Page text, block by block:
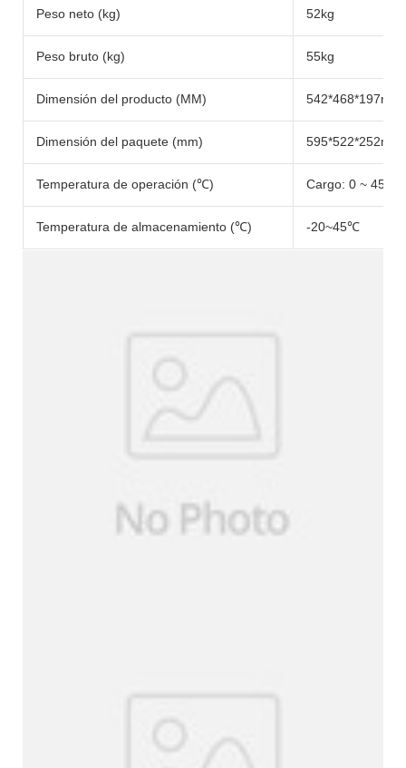
Peso neto (kg) 52kg
Peso bruto (kg) 55kg
Dimensión del producto (MM) 542*468*197mm
Dimensión del paquete (mm) 595*522*252mm
Temperatura de operación (℃) Cargo: 0 ~ 45
Temperatura de almacenamiento (℃) -20~45℃